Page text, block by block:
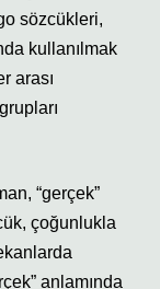
sözcükleri,
kullanılmak
arası
“gerçek”
çoğunlukla
anlamında